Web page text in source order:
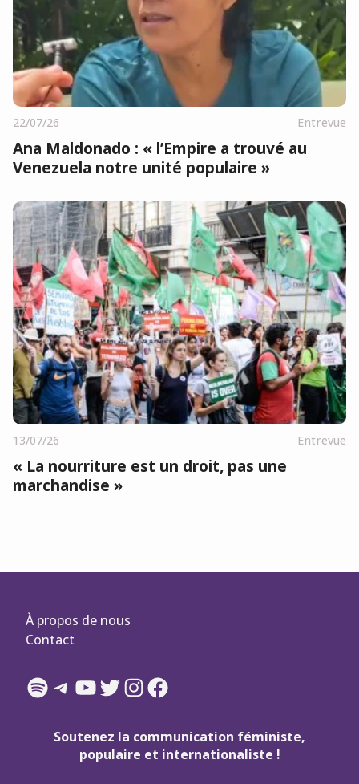
22/07/26 Entrevue
Ana Maldonado : « l’Empire a trouvé au
Venezuela notre unité populaire »
13/07/26 Entrevue
« La nourriture est un droit, pas une
marchandise »
À propos de nous
Contact
Spotify
Telegram
YouTube
Twitter
Instagram
Facebook
Soutenez la communication féministe,
populaire et internationaliste !